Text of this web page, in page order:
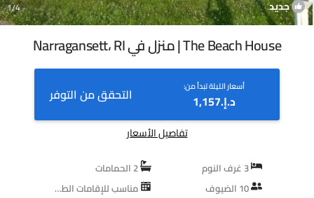
جديد 1/4
The Beach House | منزل في Narragansett، RI
أسعار الليلة تبدأ من:
د.إ.‏1,157 التحقق من التوفر
تفاصيل الأسعار
3 غرف النوم
10 الضيوف
مناسب للإقامات الطويلة